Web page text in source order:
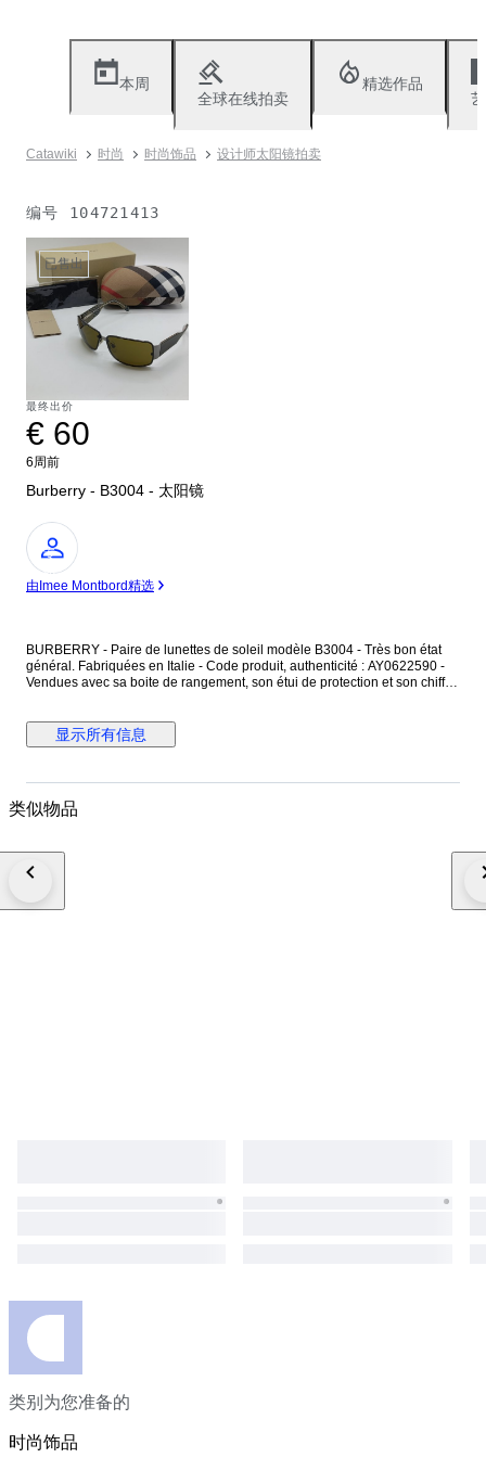
本周
全球在线拍卖
精选作品
Catawiki 时尚 时尚饰品 设计师太阳镜拍卖
编号 104721413
已售出
最终出价
€ 60
6周前
Burberry - B3004 - 太阳镜
专
家
由Imee Montbord精选
BURBERRY - Paire de lunettes de soleil modèle B3004 - Très bon état
général. Fabriquées en Italie - Code produit, authenticité : AY0622590 -
Vendues avec sa boite de rangement, son étui de protection et son chiffon
motifs à carreaux sur l'autre face - Le masque est sans monture
apparente. Les verres sont teintés uniformément, avec des micros
13,5 cm - Longueur des branches 12,5 cm. Inscriptions : Burberry Made in
rayures, non visible sur les photos et ne gênant pas la vision. Les lunettes
显示所有信息
类似物品
类别为您准备的
时尚饰品